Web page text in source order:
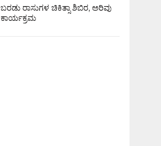
ಬರಡು ರಾಸುಗಳ ಚಿಕಿತ್ಸಾ ಶಿಬಿರ, ಅರಿವು
ಕಾರ್ಯಕ್ರಮ